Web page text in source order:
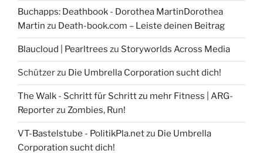
Buchapps: Deathbook - Dorothea MartinDorothea
Martin zu Death-book.com – Leiste deinen Beitrag
Blaucloud | Pearltrees zu Storyworlds Across Media
Schützerzu Die Umbrella Corporation sucht dich!
The Walk - Schritt für Schritt zu mehr Fitness | ARG-
Reporterzu Zombies, Run!
VT-Bastelstube - PolitikPla.netzu Die Umbrella
Corporation sucht dich!